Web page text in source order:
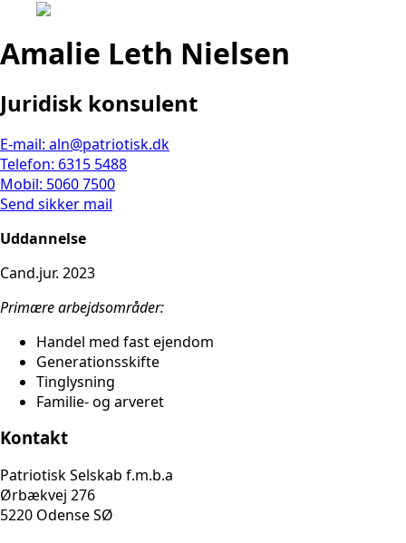
Amalie Leth Nielsen
Juridisk konsulent
E-mail: aln@patriotisk.dk
Telefon: 6315 5488
Mobil: 5060 7500
Send sikker mail
Uddannelse
Cand.jur. 2023
Primære arbejdsområder:
Handel med fast ejendom
Generationsskifte
Tinglysning
Familie- og arveret
Kontakt
Patriotisk Selskab f.m.b.a
Ørbækvej 276
5220 Odense SØ